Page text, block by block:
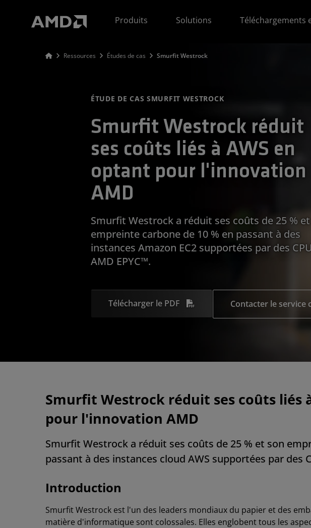
Produits
Solutions Téléchargements
Ressources Études de cas Smurfit Westrock
ÉTUDE DE CAS SMURFIT WESTROCK
Smurfit Westrock réduit
ses coûts liés à AWS en
optant pour l'innovation
AMD
Smurfit Westrock a réduit ses coûts de 25 %
empreinte carbone de 10 % en passant à des
instances Amazon EC2 supportées par des CPU
AMD EPYC™.
Télécharger le PDF Contacter le service
Smurfit Westrock réduit ses coûts liés
pour l'innovation AMD
Smurfit Westrock a réduit ses coûts de 25 % et son
passant à des instances cloud AWS supportées par des
Introduction
Smurfit Westrock est l'un des leaders mondiaux du papier et des
matière d'informatique sont colossales. Elles englobent tous les